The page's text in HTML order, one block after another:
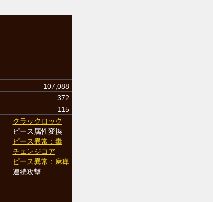
107,088
372
115
クラックロック
ピース属性変換
ピース異常：毒
チェンジコア
ピース異常：麻痺
連続攻撃